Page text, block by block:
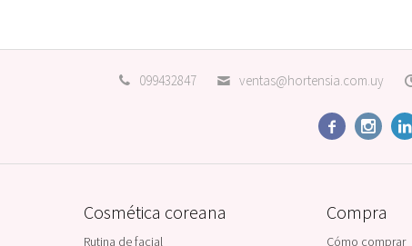
099432847 ventas@hortensia.com.uy
  
Cosmética coreana
Rutina de facial
Compra
Cómo comprar